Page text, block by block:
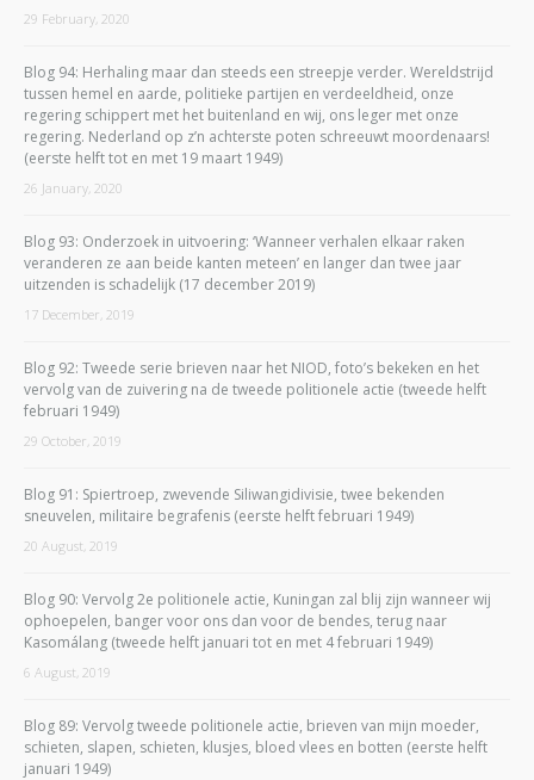
29 February, 2020
Blog 94: Herhaling maar dan steeds een streepje verder. Wereldstrijd
tussen hemel en aarde, politieke partijen en verdeeldheid, onze
regering schippert met het buitenland en wij, ons leger met onze
regering. Nederland op z’n achterste poten schreeuwt moordenaars!
(eerste helft tot en met 19 maart 1949)
26 January, 2020
Blog 93: Onderzoek in uitvoering: ‘Wanneer verhalen elkaar raken
veranderen ze aan beide kanten meteen’ en langer dan twee jaar
uitzenden is schadelijk (17 december 2019)
17 December, 2019
Blog 92: Tweede serie brieven naar het NIOD, foto’s bekeken en het
vervolg van de zuivering na de tweede politionele actie (tweede helft
februari 1949)
29 October, 2019
Blog 91: Spiertroep, zwevende Siliwangidivisie, twee bekenden
sneuvelen, militaire begrafenis (eerste helft februari 1949)
20 August, 2019
Blog 90: Vervolg 2e politionele actie, Kuningan zal blij zijn wanneer wij
ophoepelen, banger voor ons dan voor de bendes, terug naar
Kasomálang (tweede helft januari tot en met 4 februari 1949)
6 August, 2019
Blog 89: Vervolg tweede politionele actie, brieven van mijn moeder,
schieten, slapen, schieten, klusjes, bloed vlees en botten (eerste helft
januari 1949)